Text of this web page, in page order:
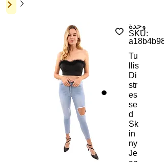
وحدة
SKU:
a18b4b98
Tu
llis
Di
str
es
se
d
Sk
in
ny
Je